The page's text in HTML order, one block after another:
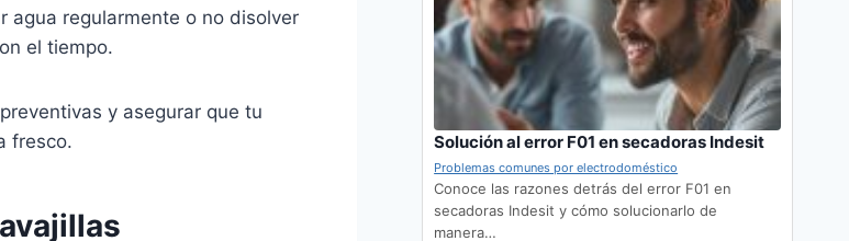
agua regularmente o no disolver
el tiempo.
y asegurar que tu
fresco.
Solución al error F01 en secadoras Indesit
Problemas comunes por electrodoméstico
Conoce las razones detrás del error F01 en
secadoras Indesit y cómo solucionarlo de
manera…